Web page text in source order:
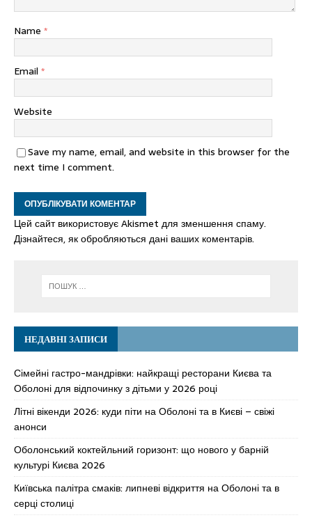
Name *
Email *
Website
Save my name, email, and website in this browser for the
next time I comment.
Цей сайт використовує Akismet для зменшення спаму.
Дізнайтеся, як обробляються дані ваших коментарів.
НЕДАВНІ ЗАПИСИ
Сімейні гастро-мандрівки: найкращі ресторани Києва та
Оболоні для відпочинку з дітьми у 2026 році
Літні вікенди 2026: куди піти на Оболоні та в Києві – свіжі
анонси
Оболонський коктейльний горизонт: що нового у барній
культурі Києва 2026
Київська палітра смаків: липневі відкриття на Оболоні та в
серці столиці